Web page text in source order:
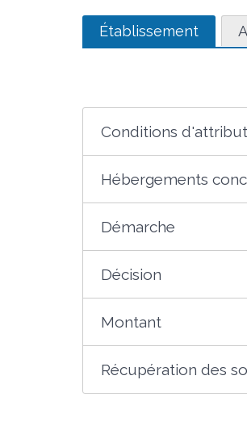
Établissement
Conditions
Hébergements
Démarche
Décision
Montant
Récupération des